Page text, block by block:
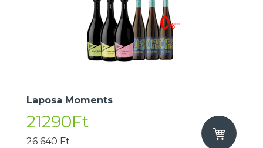
Laposa Moments
21290Ft
26 640 Ft